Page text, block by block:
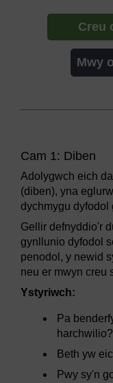
Creu
Mwy
Cam 1: Diben
Adolygwch eich
(diben), yna
dychmygu dyfodol
Gellir defnyddio'r
gynllunio dyfodol
penodol, y newid
neu er mwyn creu
Ystyriwch:
Pa
harchwilio?
Beth yw
Pwy sy'n